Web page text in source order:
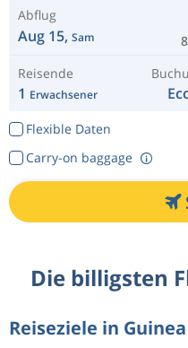
Abflug
Aug 15, Sam
Reisende
1 Erwachsener
Flexible Daten
Carry-on baggage
Die billigsten
Reiseziele in Guinea